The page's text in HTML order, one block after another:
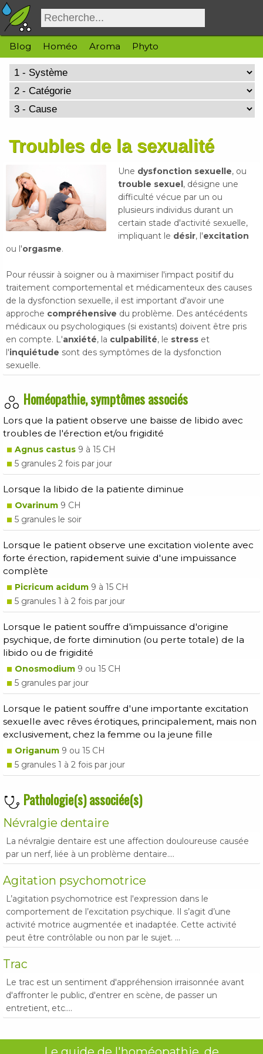
Blog Homéo Aroma Phyto
Troubles de la sexualité
Une dysfonction sexuelle, ou
trouble sexuel, désigne une
difficulté vécue par un ou
plusieurs individus durant un
certain stade d'activité sexuelle,
impliquant le désir, l'excitation
ou l'orgasme.
Pour réussir à soigner ou à maximiser l'impact positif du
traitement comportemental et médicamenteux des causes
de la dysfonction sexuelle, il est important d'avoir une
approche compréhensive du problème. Des antécédents
médicaux ou psychologiques (si existants) doivent être pris
en compte. L'anxiété, la culpabilité, le stress et
l'inquiétude sont des symptômes de la dysfonction
sexuelle.
Homéopathie, symptômes associés
Lors que la patient observe une baisse de libido avec
troubles de l'érection et/ou frigidité
Agnus castus 9 à 15 CH
5 granules 2 fois par jour
Lorsque la libido de la patiente diminue
Ovarinum 9 CH
5 granules le soir
Lorsque le patient observe une excitation violente avec
forte érection, rapidement suivie d'une impuissance
complète
Picricum acidum 9 à 15 CH
5 granules 1 à 2 fois par jour
Lorsque le patient souffre d'impuissance d'origine
psychique, de forte diminution (ou perte totale) de la
libido ou de frigidité
Onosmodium 9 ou 15 CH
5 granules par jour
Lorsque le patient souffre d'une importante excitation
sexuelle avec rêves érotiques, principalement, mais non
exclusivement, chez la femme ou la jeune fille
Origanum 9 ou 15 CH
5 granules 1 à 2 fois par jour
Pathologie(s) associée(s)
Névralgie dentaire
La névralgie dentaire est une affection douloureuse causée
par un nerf, liée à un problème dentaire....
Agitation psychomotrice
L’agitation psychomotrice est l'expression dans le
comportement de l’excitation psychique. Il s’agit d’une
activité motrice augmentée et inadaptée. Cette activité
peut être contrôlable ou non par le sujet. ...
Trac
Le trac est un sentiment d'appréhension irraisonnée avant
d'affronter le public, d'entrer en scène, de passer un
entretient, etc....